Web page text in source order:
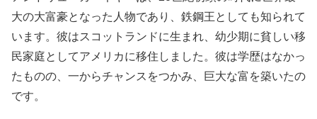
大の大富豪となった人物であり、鉄鋼王としても知られて
います。彼はスコットランドに生まれ、幼少期に貧しい移
民家庭としてアメリカに移住しました。彼は学歴はなかっ
たものの、一からチャンスをつかみ、巨大な富を築いたの
です。